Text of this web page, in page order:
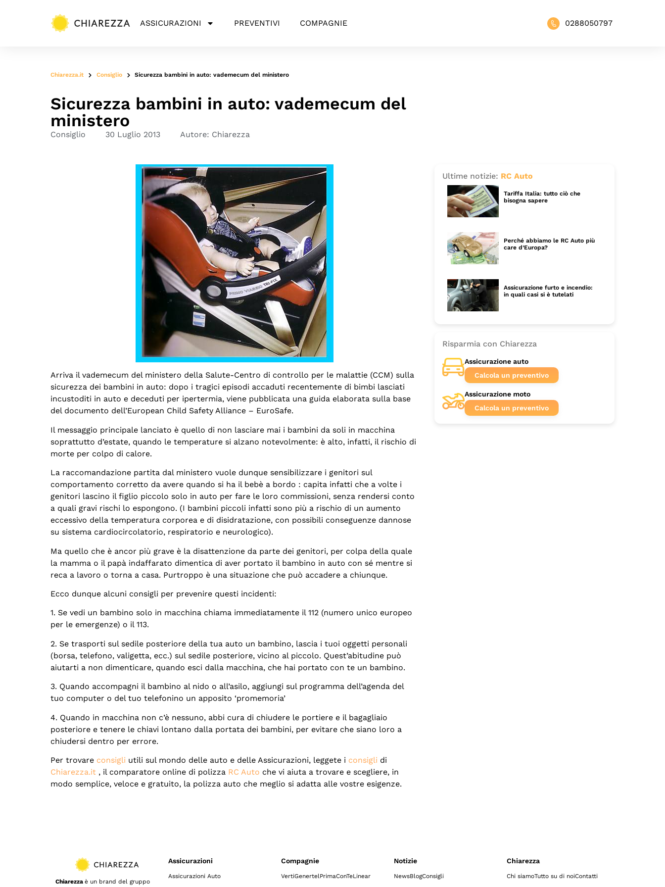
ASSICURAZIONI PREVENTIVI COMPAGNIE 0288050797
Chiarezza.it Consiglio Sicurezza bambini in auto: vademecum del ministero
Sicurezza bambini in auto: vademecum del
ministero
Consiglio 30 Luglio 2013 Autore: Chiarezza
Arriva il vademecum del ministero della Salute-Centro di controllo per le malattie (CCM) sulla
sicurezza dei bambini in auto: dopo i tragici episodi accaduti recentemente di bimbi lasciati
incustoditi in auto e deceduti per ipertermia, viene pubblicata una guida elaborata sulla base
del documento dell’European Child Safety Alliance – EuroSafe.
Il messaggio principale lanciato è quello di non lasciare mai i bambini da soli in macchina
soprattutto d’estate, quando le temperature si alzano notevolmente: è alto, infatti, il rischio di
morte per colpo di calore.
La raccomandazione partita dal ministero vuole dunque sensibilizzare i genitori sul
comportamento corretto da avere quando si ha il bebè a bordo : capita infatti che a volte i
genitori lascino il figlio piccolo solo in auto per fare le loro commissioni, senza rendersi conto
a quali gravi rischi lo espongono. (I bambini piccoli infatti sono più a rischio di un aumento
eccessivo della temperatura corporea e di disidratazione, con possibili conseguenze dannose
su sistema cardiocircolatorio, respiratorio e neurologico).
Ma quello che è ancor più grave è la disattenzione da parte dei genitori, per colpa della quale
la mamma o il papà indaffarato dimentica di aver portato il bambino in auto con sé mentre si
reca a lavoro o torna a casa. Purtroppo è una situazione che può accadere a chiunque.
Ecco dunque alcuni consigli per prevenire questi incidenti:
1. Se vedi un bambino solo in macchina chiama immediatamente il 112 (numero unico europeo
per le emergenze) o il 113.
2. Se trasporti sul sedile posteriore della tua auto un bambino, lascia i tuoi oggetti personali
(borsa, telefono, valigetta, ecc.) sul sedile posteriore, vicino al piccolo. Quest’abitudine può
aiutarti a non dimenticare, quando esci dalla macchina, che hai portato con te un bambino.
3. Quando accompagni il bambino al nido o all’asilo, aggiungi sul programma dell’agenda del
tuo computer o del tuo telefonino un apposito ‘promemoria’
4. Quando in macchina non c’è nessuno, abbi cura di chiudere le portiere e il bagagliaio
posteriore e tenere le chiavi lontano dalla portata dei bambini, per evitare che siano loro a
chiudersi dentro per errore.
Per trovare consigli utili sul mondo delle auto e delle Assicurazioni, leggete i consigli di
Chiarezza.it , il comparatore online di polizza RC Auto che vi aiuta a trovare e scegliere, in
modo semplice, veloce e gratuito, la polizza auto che meglio si adatta alle vostre esigenze.
Ultime notizie: RC Auto
Tariffa Italia: tutto ciò che
bisogna sapere
Perché abbiamo le RC Auto più
care d’Europa?
Assicurazione furto e incendio:
in quali casi si è tutelati
Risparmia con Chiarezza
Assicurazione auto
Calcola un preventivo
Assicurazione moto
Calcola un preventivo
Chiarezza è un brand del gruppo
Assicurazioni
Assicurazioni Auto
Compagnie
VertiGenertelPrimaConTeLinear
Notizie
NewsBlogConsigli
Chiarezza
Chi siamoTutto su di noiContatti